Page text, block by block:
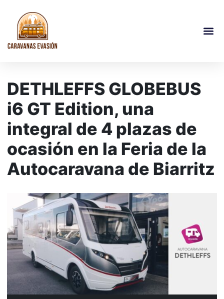
DETHLEFFS GLOBEBUS
i6 GT Edition, una
integral de 4 plazas de
ocasión en la Feria de la
Autocaravana de Biarritz